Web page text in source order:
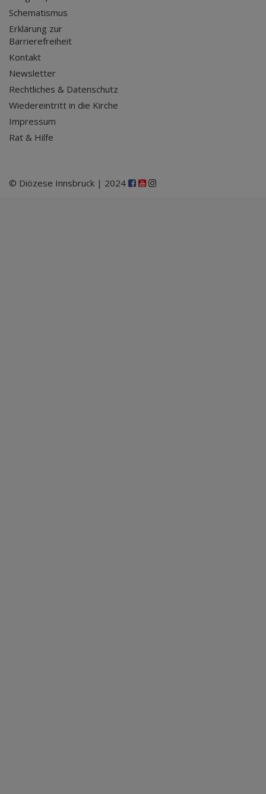
Schematismus
Erklärung zur
Barrierefreiheit
Kontakt
Newsletter
Rechtliches & Datenschutz
Wiedereintritt in die Kirche
Impressum
Rat & Hilfe
© Diözese Innsbruck | 2024